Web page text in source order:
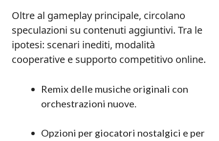
Oltre al gameplay principale, circolano
speculazioni su contenuti aggiuntivi. Tra le
ipotesi: scenari inediti, modalità
cooperative e supporto competitivo online.
Remix delle musiche originali con
orchestrazioni nuove.
Opzioni per giocatori nostalgici e per